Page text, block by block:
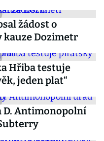
žádost o
Dozimetr
Hřiba testuje
jeden plat“
D. Antimonopolní